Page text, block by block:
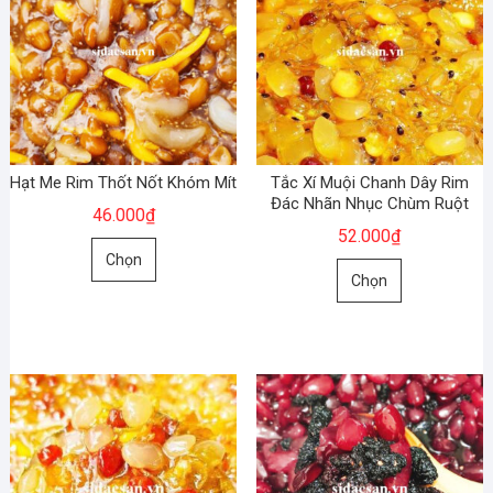
Hạt Me Rim Thốt Nốt Khóm Mít
46.000₫
Chọn
Sản
biến
thể.
Các
tùy
chọn
Tắc Xí Muội Chanh Dây Rim
Đác Nhãn Nhục Chùm Ruột
52.000₫
Chọn
Sản
nhiều
biến
thể.
Các
tùy